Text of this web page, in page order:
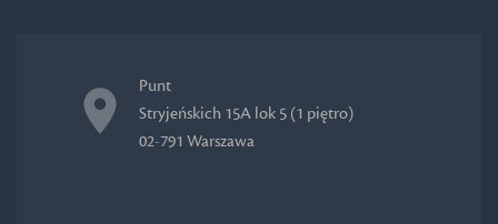
Punt
Stryjeńskich 15A lok 5 (1 piętro)
02-791 Warszawa